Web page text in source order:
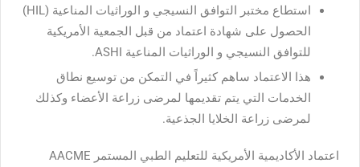
استطاع مختبر التوافق النسيجي و الوراثيات المناعية (HIL)
الحصول على شهادة اعتماد من قبل الجمعية الأمريكية
للتوافق النسيجي و الوراثيات المناعية ASHI.
هذا الاعتماد ساهم كثيراً في التمكن من توسيع نطاق
الخدمات التي يتم تقديمها لمرضى زراعة الأعضاء وكذلك
لمرضى زراعة الخلايا الجذعية.
اعتماد الأكاديمية الأمريكية للتعليم الطبي المستمر AACME